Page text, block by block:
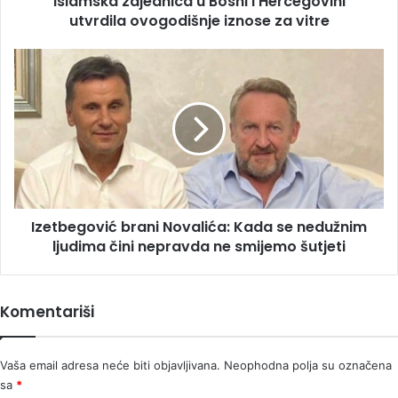
utvrdila ovogodišnje iznose za vitre
Izetbegović
brani
Novalića:
Kada
nedužnim
ljudima
čini
nepravda
smijemo
Izetbegović brani Novalića: Kada se nedužnim
ljudima čini nepravda ne smijemo šutjeti
Komentariši
Vaša email adresa neće biti objavljivana. Neophodna polja su označena
sa *